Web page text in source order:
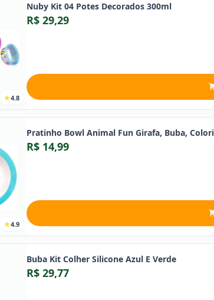
4.8
Nuby Kit 04 Potes Decorados 300ml
R$ 29,29
4.9
Pratinho Bowl Animal Fun Girafa, Buba,
R$ 14,99
Buba Kit Colher Silicone Azul E Verde
R$ 29,77